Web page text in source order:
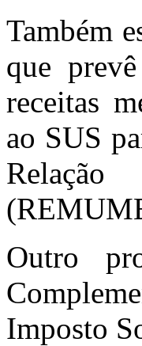
Também
que
receitas
ao SUS
Outro
Imposto